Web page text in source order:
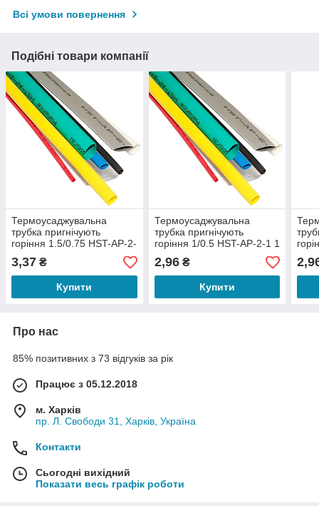
Всі умови повернення
Подібні товари компанії
Термоусаджувальна
трубка пригнічують
горіння 1.5/0.75 HST-AP-2-
1 1 метр
3,37 ₴
Купити
Термоусаджувальна
трубка пригнічують
горіння 1/0.5 HST-AP-2-1 1
метр
2,96₴
Купити
Про нас
85% позитивних з 73 відгуків за рік
Працює з 05.12.2018
м. Харків
пр. Л. Свободи 31, Харків, Україна
Контакти
Сьогодні вихідний
Показати весь графік роботи